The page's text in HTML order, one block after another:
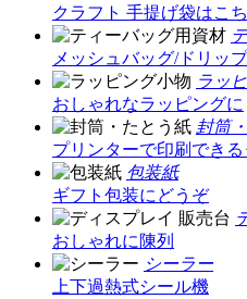
クラフト 手提げ袋はこ
メッシュバッグ/ドリッ
ラッ
おしゃれなラッピングに
封筒
プリンターで印刷できる
包装紙
ギフト包装にどうぞ
おしゃれに陳列
シーラー
上下過熱式シール機